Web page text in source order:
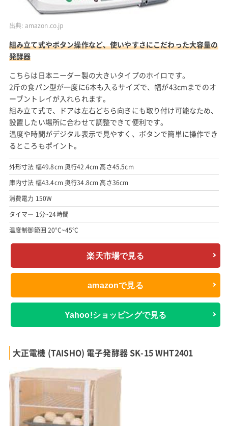
出典: amazon.co.jp
組み立て式やボタン操作など、使いやすさにこだわった大容量の
発酵器
こちらは日本ニーダー製の大きいタイプのホイロです。
2斤の食パン型が一度に6本も入るサイズで、幅が43cmまでのオ
ーブントレイが入れられます。
組み立て式で、ドアは左右どちら向きにも取り付け可能なため、
設置したい場所に合わせて調整できて便利です。
温度や時間がデジタル表示で見やすく、ボタンで簡単に操作でき
るところもポイント。
外形寸法 幅49.8cm 奥行42.4cm 高さ45.5cm
庫内寸法 幅43.4cm 奥行34.8cm 高さ36cm
消費電力 150W
タイマー 1分~24時間
温度制御範囲 20°C~45°C
楽天市場で見る
amazonで見る
Yahoo!ショッピングで見る
大正電機 (TAISHO) 電子発酵器 SK-15 WHT2401